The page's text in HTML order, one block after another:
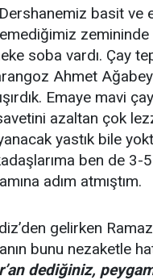
basit ve
zemininde
soba vardı. Çay
Ahmet
Emaye mavi
azaltan çok
yastık bile
ben de 3-
adım atmıştım.
gelirken
bunu nezaketle
dediğiniz,